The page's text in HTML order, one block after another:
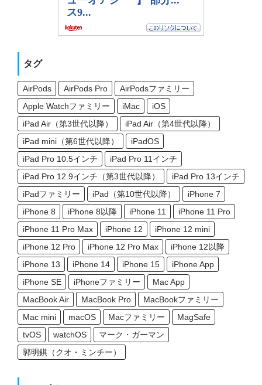
タグ
AirPods AirPods Pro
AirPodsファミリー
Apple Watchファミリー
iMac
iOS
iPad Air（第3世代以降）
iPad Air（第4世代以降）
iPad mini（第6世代以降）
iPadOS
iPad Pro 10.5インチ
iPad Pro 11インチ
iPad Pro 12.9インチ（第3世代以降）
iPad Pro 13インチ
iPadファミリー
iPad（第10世代以降）
iPhone 7
iPhone 8
iPhone 8以降 iPhone 11
iPhone 11 Pro
iPhone 11 Pro Max
iPhone 12
iPhone 12 mini
iPhone 12 Pro
iPhone 12 Pro Max
iPhone 12以降
iPhone 13
iPhone 14 iPhone 15
iPhone App
iPhone SE
iPhoneファミリー
Mac App
MacBook Air
MacBook Pro
MacBookファミリー
Mac mini
macOS Macファミリー
MagSafe
tvOS
watchOS
マーク・ガーマン
郭明錤（クオ・ミンチー）